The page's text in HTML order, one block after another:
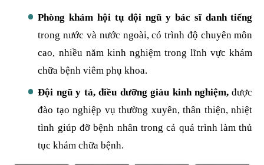
Phòng khám hội tụ đội ngũ y bác sĩ danh tiếng
trong nước và nước ngoài, có trình độ chuyên môn
cao, nhiều năm kinh nghiệm trong lĩnh vực khám
chữa bệnh viêm phụ khoa.
Đội ngũ y tá, điều dưỡng giàu kinh nghiệm,được
đào tạo nghiệp vụ thường xuyên, thân thiện, nhiệt
tình giúp đỡ bệnh nhân trong cả quá trình làm thủ
tục khám chữa bệnh.